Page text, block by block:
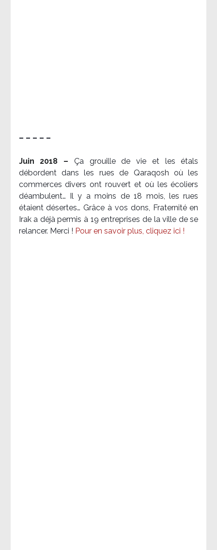
– – – – –
Juin 2018 – Ça grouille de vie et les étals
débordent dans les rues de Qaraqosh où les
commerces divers ont rouvert et où les écoliers
déambulent… Il y a moins de 18 mois, les rues
étaient désertes… Grâce à vos dons, Fraternité en
Irak a déjà permis à 19 entreprises de la ville de se
relancer. Merci ! Pour en savoir plus, cliquez ici !